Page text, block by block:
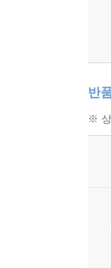
반
※ 상